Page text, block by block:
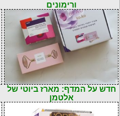
ורימונים
חדש על המדף: מארז ביוטי של
אלטמן